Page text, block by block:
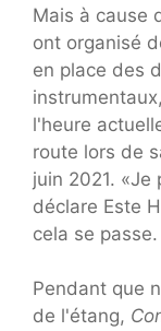
Mais à cause
ont organisé
en place des
l'heure
route lors de
juin 2021. «Je
déclare Este
cela se
Pendant que
de l'étang,